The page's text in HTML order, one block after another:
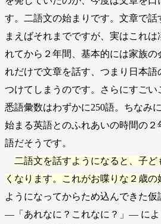
す。二語文の始まりです。文章で話
まえばそれまでですが、実はこれは
れてから２年間、基本的には家族
れだけで文章を話す、つまり日本語
つけてしまうのです。さらにすご
悉語彙数はわずかに250語。ちなみ
始まる英語とのふれあいの時間の２
語だそうです。
二語文を話すようになると、子
くなります。これがお喋りな２歳の
ようになってからため込んできた
―「あれなに？これなに？」― によ